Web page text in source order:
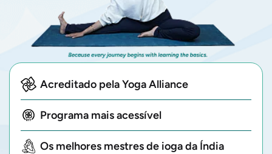
Acreditado pela Yoga Alliance
Programa mais acessível
Os melhores mestres de ioga da Índia